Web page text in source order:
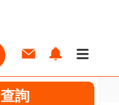
查詢